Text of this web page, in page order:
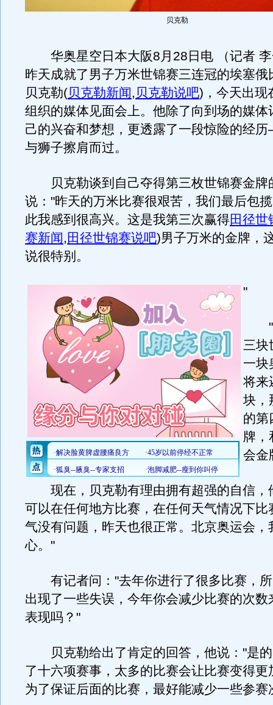
贝克勒
华奥星空日本大阪8月28日电 （记者 李
昨天成就了男子万米世锦赛三连冠的埃塞俄
贝克勒(贝克勒新闻, 贝克勒说吧) ，今天出
组织的媒体见面会上。他除了向到场的媒体
己的兴奋和梦想，更透露了一段惊险的经
与狮子擦肩而过。
贝克勒谈到自己夺得第三枚世锦赛金牌
说："昨天的万米比赛很艰苦，我们最后包
此我感到很高兴。这是我第三次赢得田径世
赛新闻, 田径世锦赛说吧)男子万米的金牌，
说很特别。
"
"
三块
一块
将来
块，
的第
牌，
会金
现在，贝克勒有理由拥有超强的自信，
可以在任何地方比赛，在任何天气情况下比
气没有问题，昨天也很正常。北京奥运会，
心。"
有记者问："去年你进行了很多比赛，所
出现了一些失误，今年你会减少比赛的次数
表现吗？"
贝克勒给出了肯定的回答，他说："是的
了十六项赛事，太多的比赛会让比赛变得更
为了保证后面的比赛，最好能减少一些参赛